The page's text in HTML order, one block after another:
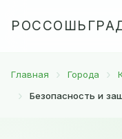
Главная Города
Безопасность и